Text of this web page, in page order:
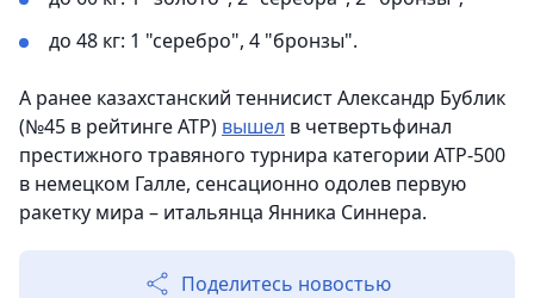
до 48 кг: 1 "серебро", 4 "бронзы".
А ранее казахстанский теннисист Александр Бублик
(№45 в рейтинге ATP) вышел в четвертьфинал
престижного травяного турнира категории ATP-500
в немецком Галле, сенсационно одолев первую
ракетку мира – итальянца Янника Синнера.
Поделитесь новостью